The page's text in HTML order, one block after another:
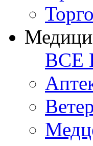
ВСЕ